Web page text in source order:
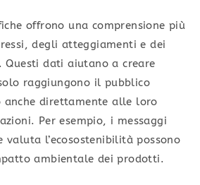
offrono una comprensione più
degli atteggiamenti e dei
dati aiutano a creare
raggiungono il pubblico
direttamente alle loro
Per esempio, i messaggi
valuta l’ecosostenibilità possono
ambientale dei prodotti.